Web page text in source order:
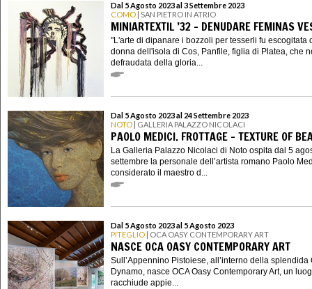
Dal 5 Agosto 2023 al 3 Settembre 2023
COMO | SAN PIETRO IN ATRIO
MINIARTEXTIL ’32 - DENUDARE FEMINAS
"L'arte di dipanare i bozzoli per tesserli fu escogitata
donna dell'isola di Cos, Panfile, figlia di Platea, che
defraudata della gloria...
Dal 5 Agosto 2023 al 24 Settembre 2023
NOTO | GALLERIA PALAZZO NICOLACI
PAOLO MEDICI. FROTTAGE - TEXTURE OF
La Galleria Palazzo Nicolaci di Noto ospita dal 5
settembre la personale dell’artista romano Paolo
considerato il maestro d...
Dal 5 Agosto 2023 al 5 Agosto 2023
PITEGLIO | OCA OASY CONTEMPORARY ART
NASCE OCA OASY CONTEMPORARY ART
Sull’Appennino Pistoiese, all’interno della splendida
Dynamo, nasce OCA Oasy Contemporary Art, un
racchiude appie...